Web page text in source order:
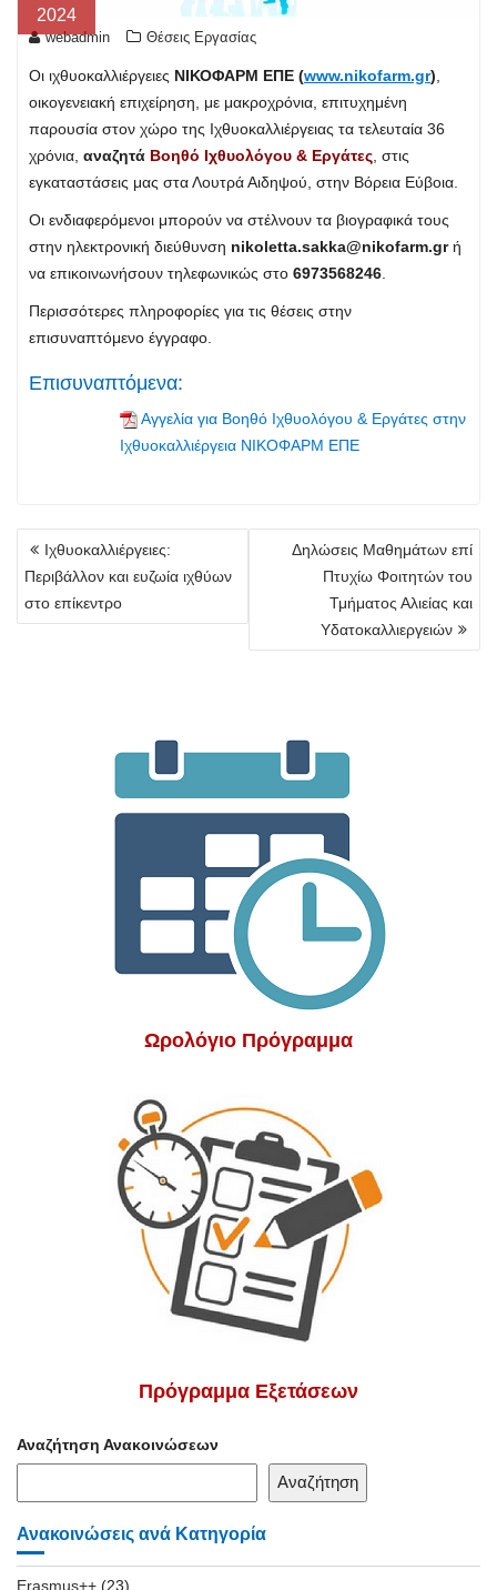
2024
webadmin Θέσεις Εργασίας
Οι ιχθυοκαλλιέργειες ΝΙΚΟΦΑΡΜ ΕΠΕ (www.nikofarm.gr)
οικογενειακή επιχείρηση, με μακροχρόνια, επιτυχημένη
παρουσία στον χώρο της Ιχθυοκαλλιέργειας τα τελευταία 36
χρόνια, αναζητά Βοηθό Ιχθυολόγου & Εργάτες , στις
εγκαταστάσεις μας στα Λουτρά Αιδηψού, στην Βόρεια Εύβοια.
Οι ενδιαφερόμενοι μπορούν να στέλνουν τα βιογραφικά τους
στην ηλεκτρονική διεύθυνση nikoletta.sakka@nikofarm.grή
να επικοινωνήσουν τηλεφωνικώς στο 6973568246
Περισσότερες πληροφορίες για τις θέσεις στην
επισυναπτόμενο έγγραφο.
Επισυναπτόμενα:
Αγγελία για Βοηθό Ιχθυολόγου & Εργάτες στην
Ιχθυοκαλλιέργεια ΝΙΚΟΦΑΡΜ ΕΠΕ
Πλοήγηση
άρθρων
Ιχθυοκαλλιέργειες:
Περιβάλλον και ευζωία ιχθύων
στο επίκεντρο
Δηλώσεις Μαθημάτων επί
Πτυχίω Φοιτητών του
Τμήματος Αλιείας και
Υδατοκαλλιεργειών
Ωρολόγιο Πρόγραμμα
Πρόγραμμα Εξετάσεων
Αναζήτηση Ανακοινώσεων
Αναζήτηση
Ανακοινώσεις ανά Κατηγορία
Erasmus++ (23)